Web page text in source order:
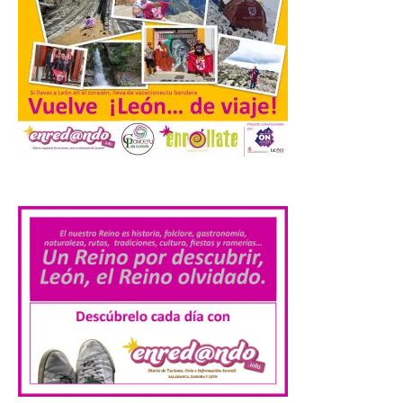
Concierto del Iberia
Marimba Ensemble en la
Plaza del Ayuntamiento de
Ponferrada
9 Ago 2026
internacional que se
agosto en la localidad
gallega de Merza, dedicado a la marimba y
la música de cámara. La Plaza del
Ayuntamiento de Ponferrada acogerá
este domingo, […]
MADO Madrid Orgullo
2026 vuelve a situarse